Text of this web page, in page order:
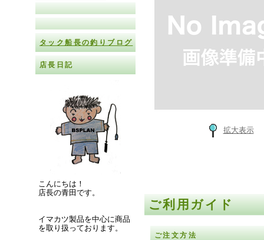
タック船長の釣りブログ
店長日記
こんにちは！
店長の青田です。
イマカツ製品を中心に商品
を取り扱っております。
拡大表示
ご利用ガイド
ご注文方法